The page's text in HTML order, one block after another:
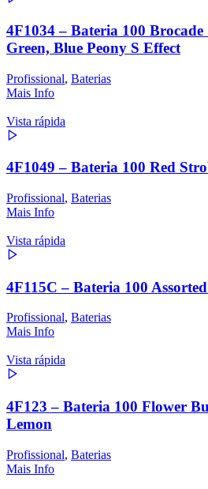
4F1034 – Bateria 100
Green, Blue Peony S Effect
Profissional, Baterias
Mais Info
Vista rápida
4F1049 – Bateria 100 Red
Profissional, Baterias
Mais Info
Vista rápida
4F115C – Bateria 100
Profissional, Baterias
Mais Info
Vista rápida
4F123 – Bateria 100 Flower
Lemon
Profissional, Baterias
Mais Info